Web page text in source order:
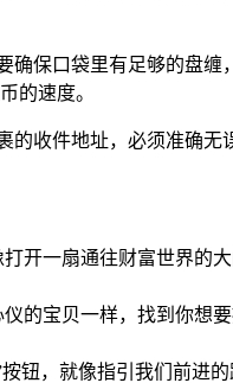
保口袋里有足够的盘
的速度。
收件地址，必须准确无
开一扇通往财富世界
的宝贝一样，找到你想
钮，就像指引我们前进